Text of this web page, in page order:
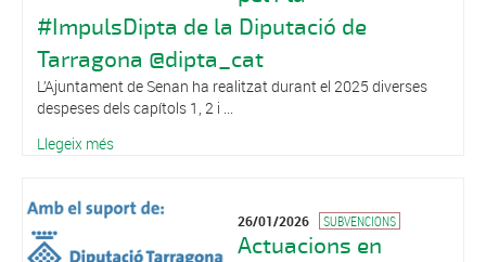
#ImpulsDipta de la Diputació de
Tarragona @dipta_cat
L’Ajuntament de Senan ha realitzat durant el 2025 diverses
despeses dels capítols 1, 2 i ...
Llegeix més
26/01/2026 SUBVENCIONS
Actuacions en